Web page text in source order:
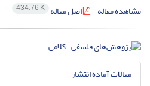
مشاهده مقاله
اصل مقاله 434.76 K
مقالات آماده انتشار